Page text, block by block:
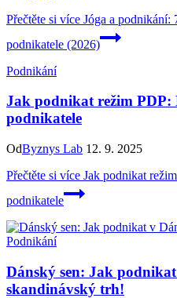
Přečtěte si více Jóga a podnikání:
podnikatele (2026)
Podnikání
Jak podnikat režim PDP:
podnikatele
OdByznys Lab 12. 9. 2025
Přečtěte si více Jak podnikat
podnikatele
Podnikání
Dánský sen: Jak
skandinávský trh!